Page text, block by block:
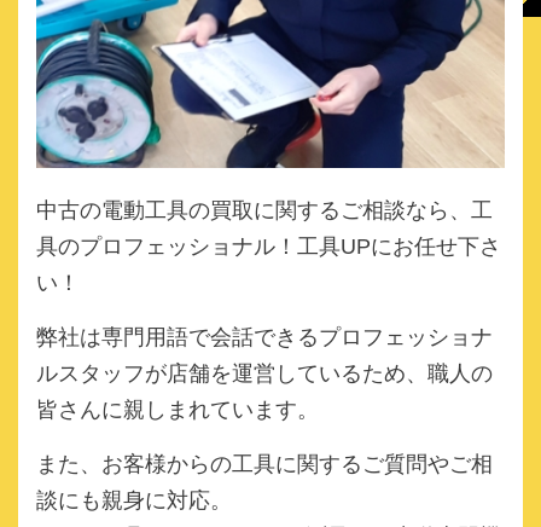
中古の電動工具の買取に関するご相談なら、 工
具のプロフェッショナル！工具UPにお任せ下さ
い！
弊社は専門用語で会話できるプロフェッショナ
ルスタッフが店舗を運営しているため、職人の
皆さんに親しまれています。
また、お客様からの工具に関するご質問やご相
談にも親身に対応。